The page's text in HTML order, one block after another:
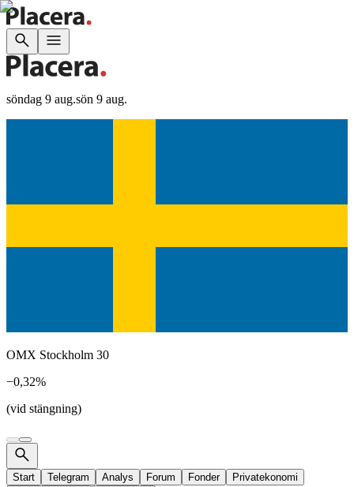
söndag 9 aug.sön 9 aug.
OMX Stockholm 30
−0,32%
(vid stängning)
Start Telegram Analys Forum Fonder
Privatekonomi